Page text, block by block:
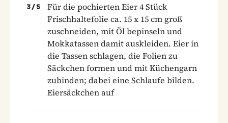
3 / 5
Für die pochierten Eier 4 Stück
Frischhaltefolie ca. 15 x 15 cm groß
zuschneiden, mit Öl bepinseln und
Mokkatassen damit auskleiden. Eier in
die Tassen schlagen, die Folien zu
Säckchen formen und mit Küchengarn
zubinden; dabei eine Schlaufe bilden.
Eiersäckchen auf